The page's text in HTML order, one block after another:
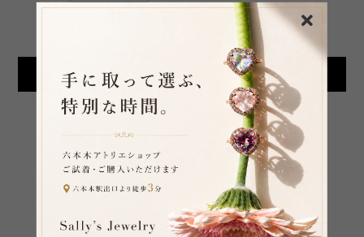
International shipping available
Add to cart
日本国内にお住まいの方向け
SHARE ON